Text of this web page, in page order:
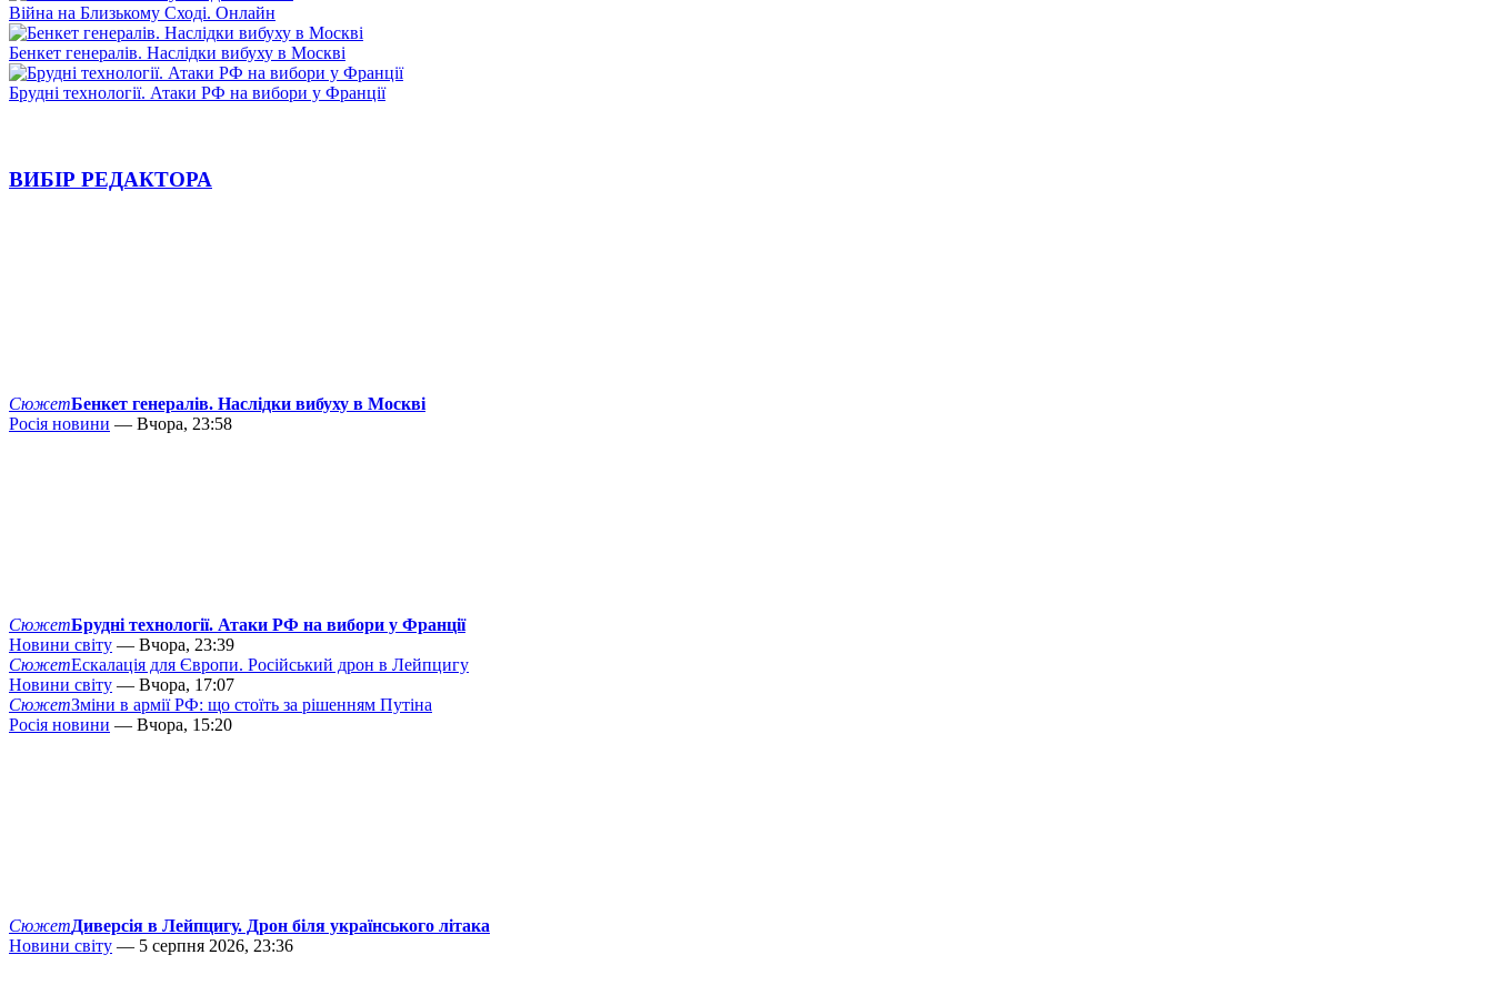
Війна на Близькому Сході. Онлайн
Бенкет генералів. Наслідки вибуху в Москві
Брудні технології. Атаки РФ на вибори у Франції
ВИБІР РЕДАКТОРА
СюжетБенкет генералів. Наслідки вибуху в Москві
Росія новини — Вчора, 23:58
СюжетБрудні технології. Атаки РФ на вибори у Франції
Новини світу — Вчора, 23:39
СюжетЕскалація для Європи. Російський дрон в Лейпцигу
Новини світу — Вчора, 17:07
СюжетЗміни в армії РФ: що стоїть за рішенням Путіна
Росія новини — Вчора, 15:20
СюжетДиверсія в Лейпцигу. Дрон біля українського літака
Новини світу — 5 серпня 2026, 23:36